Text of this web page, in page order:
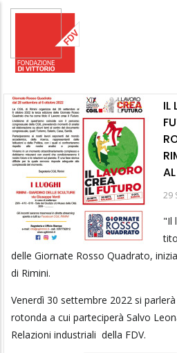
Salta
principale
IL
29
"Il
delle Giornate Rosso Quadrato,
di Rimini.
Venerdì 30 settembre 2022 si
rotonda a cui parteciperà Salvo
Relazioni industriali della FDV.